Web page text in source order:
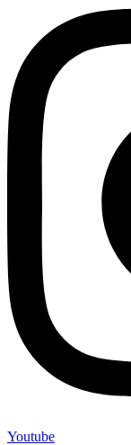
Youtube